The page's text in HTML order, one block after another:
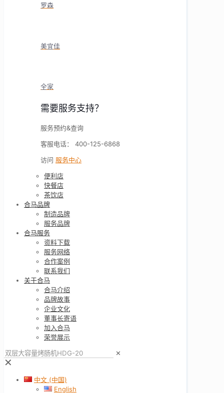
罗森
美宜佳
全家
需要服务支持？
服务预约&查询
客服电话： 400-125-6868
访问 服务中心
便利店
快餐店
茶饮店
合马品牌
制造品牌
服务品牌
合马服务
资料下载
服务网络
合作案例
联系我们
关于合马
合马介绍
品牌故事
企业文化
董事长寄语
加入合马
荣誉展示
✕
✕
中文 (中国)
English